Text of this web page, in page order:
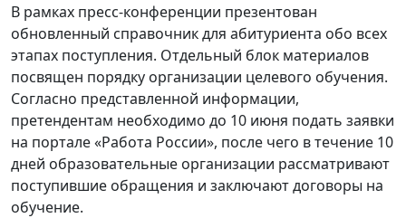
В рамках пресс-конференции презентован
обновленный справочник для абитуриента обо всех
этапах поступления. Отдельный блок материалов
посвящен порядку организации целевого обучения.
Согласно представленной информации,
претендентам необходимо до 10 июня подать заявки
на портале «Работа России», после чего в течение 10
дней образовательные организации рассматривают
поступившие обращения и заключают договоры на
обучение.